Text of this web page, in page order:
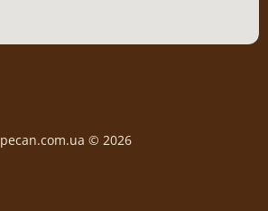
pecan.com.ua © 2026